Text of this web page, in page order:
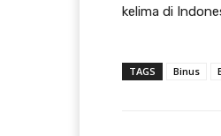
kelima di
TAGS Binus